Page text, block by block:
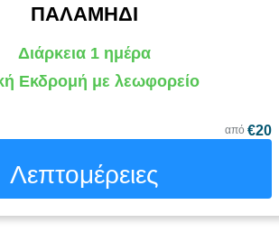
ΠΑΛΑΜΗΔΙ
Διάρκεια 1 ημέρα
Εκδρομή με λεωφορείο
από €20
Λεπτομέρειες